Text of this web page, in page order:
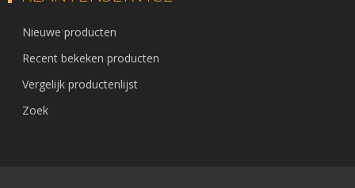
Nieuwe producten
Recent bekeken producten
Vergelijk productenlijst
Zoek